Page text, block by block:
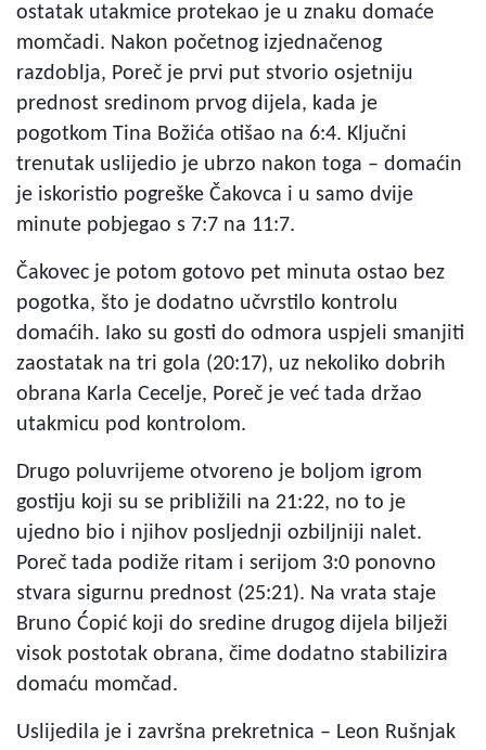
ostatak utakmice protekao je u znaku domaće
momčadi. Nakon početnog izjednačenog
razdoblja, Poreč je prvi put stvorio osjetniju
prednost sredinom prvog dijela, kada je
pogotkom Tina Božića otišao na 6:4. Ključni
trenutak uslijedio je ubrzo nakon toga – domaćin
je iskoristio pogreške Čakovca i u samo dvije
minute pobjegao s 7:7 na 11:7.
Čakovec je potom gotovo pet minuta ostao bez
pogotka, što je dodatno učvrstilo kontrolu
domaćih. Iako su gosti do odmora uspjeli smanjiti
zaostatak na tri gola (20:17), uz nekoliko dobrih
obrana Karla Cecelje, Poreč je već tada držao
utakmicu pod kontrolom.
Drugo poluvrijeme otvoreno je boljom igrom
gostiju koji su se približili na 21:22, no to je
ujedno bio i njihov posljednji ozbiljniji nalet.
Poreč tada podiže ritam i serijom 3:0 ponovno
stvara sigurnu prednost (25:21). Na vrata staje
Bruno Ćopić koji do sredine drugog dijela bilježi
visok postotak obrana, čime dodatno stabilizira
domaću momčad.
Uslijedila je i završna prekretnica – Leon Rušnjak